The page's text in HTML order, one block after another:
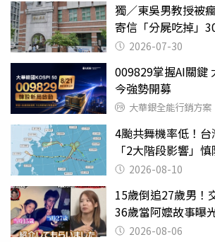
獨／東吳男教授被
寄信「分屍吃掉」
關 2026-07-30
009829掌握AI關鍵
今強勢開募
大華銀全能行銷方案
4颱共舞機率低！
「2大階段影響」
2026-08-10
15歲倒追27歲男！
36歲當阿嬤故事曝
2026-08-06